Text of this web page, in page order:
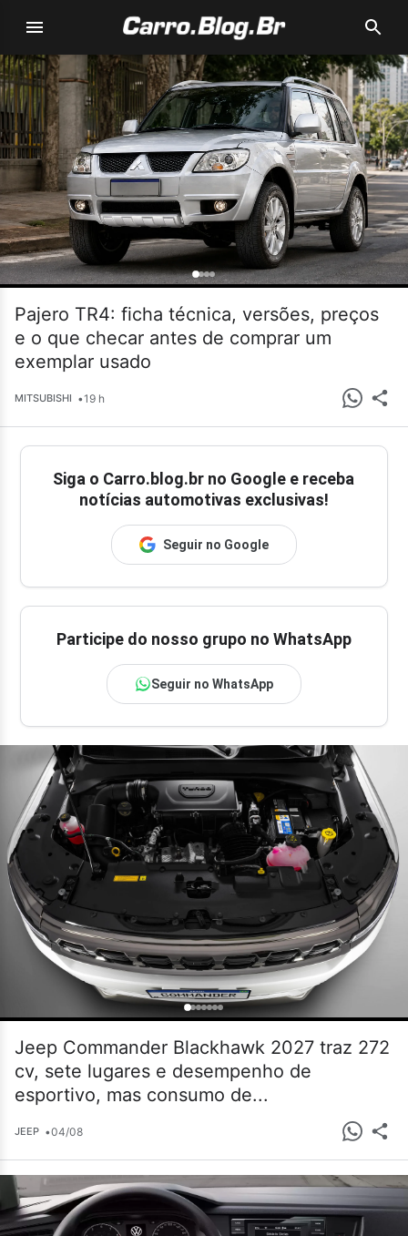
Pajero TR4: ficha técnica, versões, preços
e o que checar antes de comprar um
exemplar usado
MITSUBISHI •19 h
Siga o Carro.blog.br no Google e receba
notícias automotivas exclusivas!
Seguir no Google
Participe do nosso grupo no WhatsApp
Seguir no WhatsApp
Jeep Commander Blackhawk 2027 traz 272
cv, sete lugares e desempenho de
esportivo, mas consumo de...
JEEP •04/08